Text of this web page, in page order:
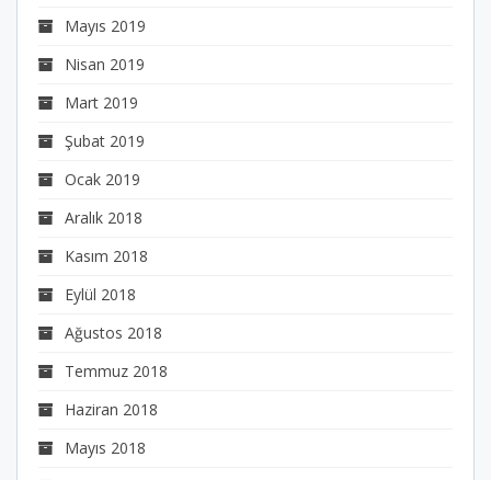
Mayıs 2019
Nisan 2019
Mart 2019
Şubat 2019
Ocak 2019
Aralık 2018
Kasım 2018
Eylül 2018
Ağustos 2018
Temmuz 2018
Haziran 2018
Mayıs 2018